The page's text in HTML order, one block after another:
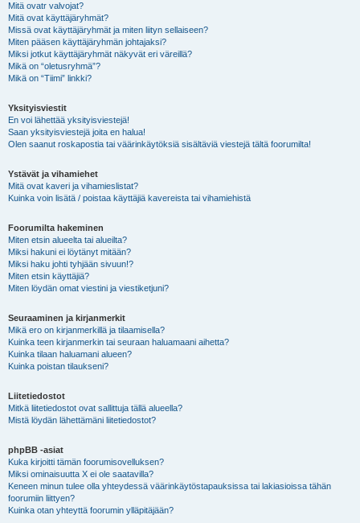
Mitä ovatr valvojat?
Mitä ovat käyttäjäryhmät?
Missä ovat käyttäjäryhmät ja miten liityn sellaiseen?
Miten pääsen käyttäjäryhmän johtajaksi?
Miksi jotkut käyttäjäryhmät näkyvät eri väreillä?
Mikä on “oletusryhmä”?
Mikä on “Tiimi” linkki?
Yksityisviestit
En voi lähettää yksityisviestejä!
Saan yksityisviestejä joita en halua!
Olen saanut roskapostia tai väärinkäytöksiä sisältäviä viestejä tältä foorumilta!
Ystävät ja vihamiehet
Mitä ovat kaveri ja vihamieslistat?
Kuinka voin lisätä / poistaa käyttäjiä kavereista tai vihamiehistä
Foorumilta hakeminen
Miten etsin alueelta tai alueilta?
Miksi hakuni ei löytänyt mitään?
Miksi haku johti tyhjään sivuun!?
Miten etsin käyttäjiä?
Miten löydän omat viestini ja viestiketjuni?
Seuraaminen ja kirjanmerkit
Mikä ero on kirjanmerkillä ja tilaamisella?
Kuinka teen kirjanmerkin tai seuraan haluamaani aihetta?
Kuinka tilaan haluamani alueen?
Kuinka poistan tilaukseni?
Liitetiedostot
Mitkä liitetiedostot ovat sallittuja tällä alueella?
Mistä löydän lähettämäni liitetiedostot?
phpBB -asiat
Kuka kirjoitti tämän foorumisovelluksen?
Miksi ominaisuutta X ei ole saatavilla?
Keneen minun tulee olla yhteydessä väärinkäytöstapauksissa tai lakiasioissa tähän
foorumiin liittyen?
Kuinka otan yhteyttä foorumin ylläpitäjään?